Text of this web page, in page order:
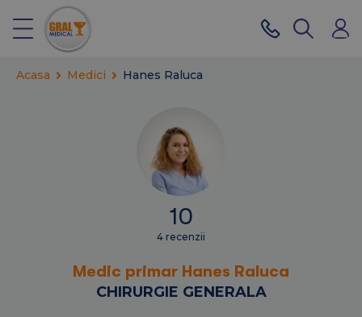
Acasa Medici Hanes Raluca
10
4 recenzii
Medic primar Hanes Raluca
CHIRURGIE GENERALA